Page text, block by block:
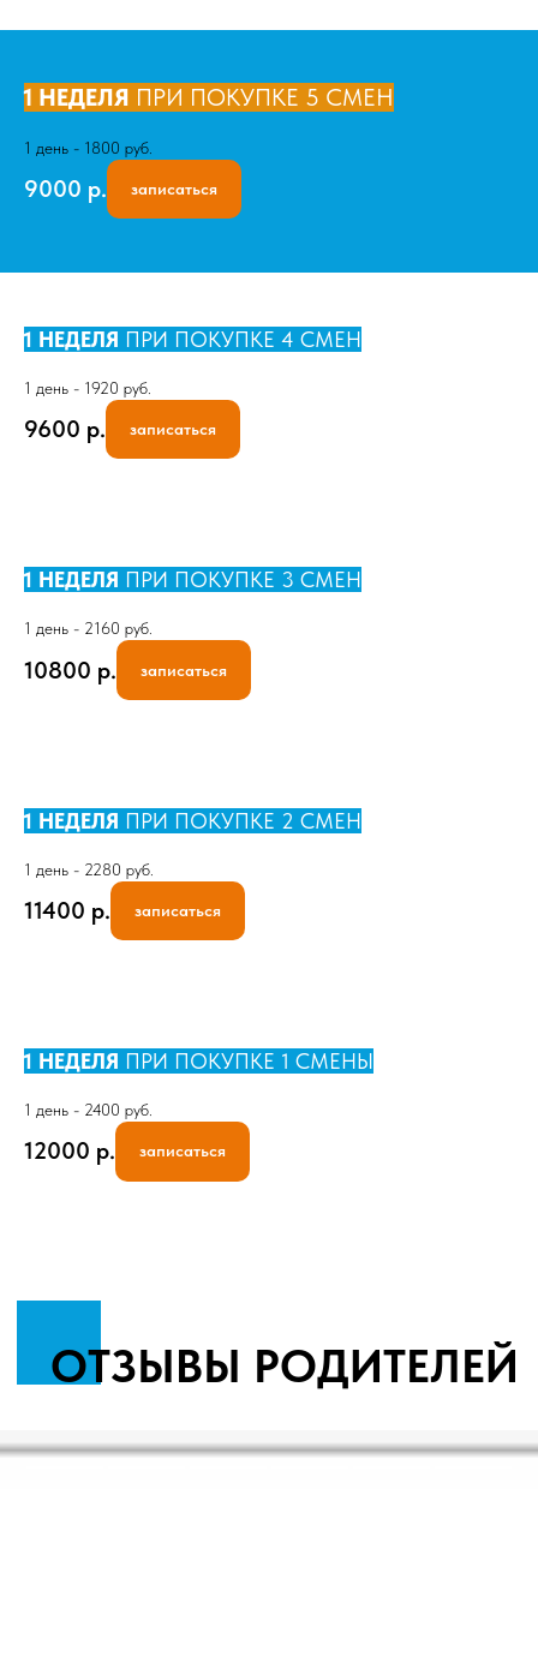
1 НЕДЕЛЯ ПРИ ПОКУПКЕ 5 СМЕН
1 день - 1800 руб.
9000 р. записаться
1 НЕДЕЛЯ ПРИ ПОКУПКЕ 4 СМЕН
1 день - 1920 руб.
9600 р. записаться
1 НЕДЕЛЯ ПРИ ПОКУПКЕ 3 СМЕН
1 день - 2160 руб.
10800 р. записаться
1 НЕДЕЛЯ ПРИ ПОКУПКЕ 2 СМЕН
1 день - 2280 руб.
11400 р. записаться
1 НЕДЕЛЯ ПРИ ПОКУПКЕ 1 СМЕНЫ
1 день - 2400 руб.
12000 р. записаться